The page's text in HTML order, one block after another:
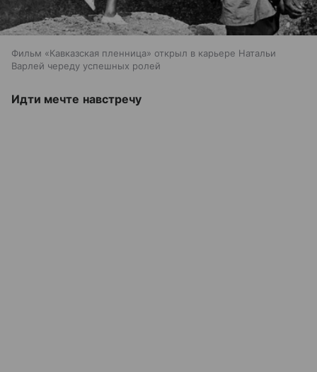
Фильм «Кавказская пленница» открыл в карьере Натальи
Варлей череду успешных ролей
Идти мечте навстречу